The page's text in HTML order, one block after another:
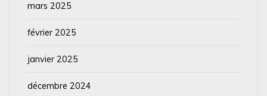
mars 2025
février 2025
janvier 2025
décembre 2024